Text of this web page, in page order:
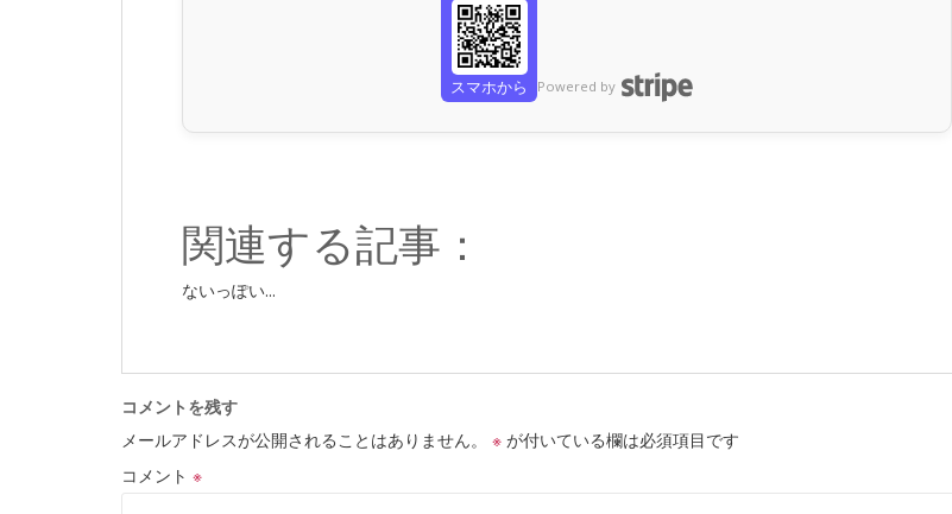
スマホから Powered by
関連する記事：
ないっぽい...
コメントを残す
メールアドレスが公開されることはありません。
※ が付いている欄は必須項目です
コメント ※